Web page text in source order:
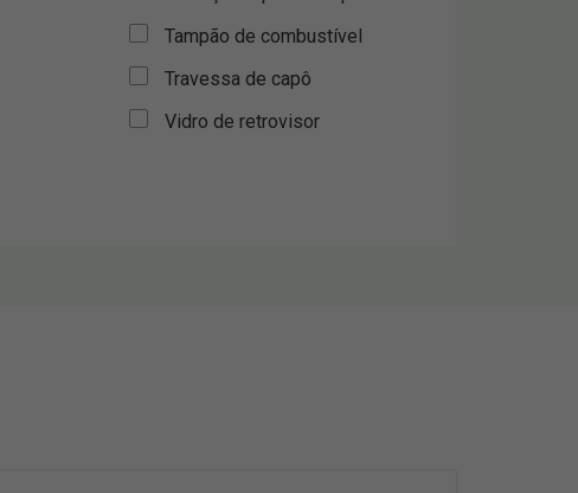
Tampão de combustível
Travessa de capô
Vidro de retrovisor